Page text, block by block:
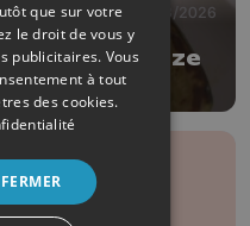
04/08/2026
avec Delhaize
que sur votre
le droit de vous y
publicitaires. Vous
à tout
des cookies.